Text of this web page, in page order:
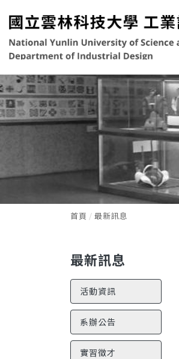
首頁 最新訊息
最新訊息
活動資訊
系辦公告
實習徵才